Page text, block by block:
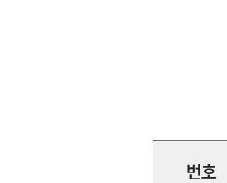
번호